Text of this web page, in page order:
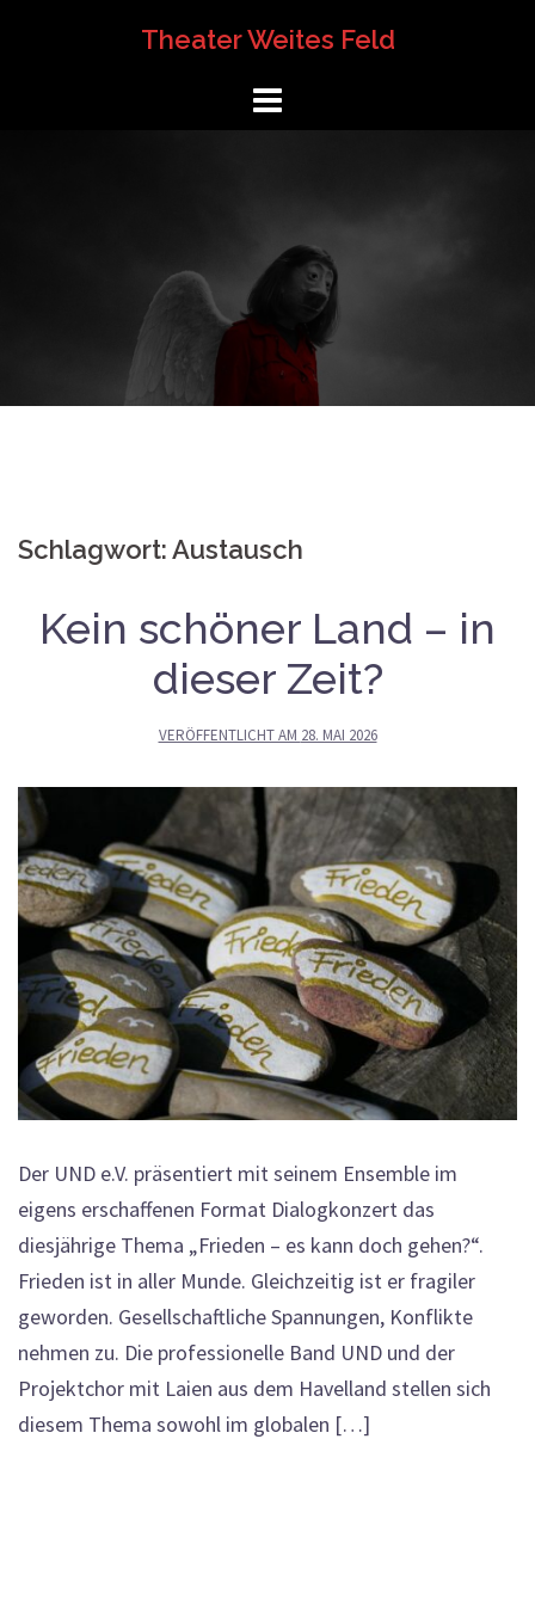
Theater Weites Feld
Schlagwort:Austausch
Kein schöner Land – in
dieser Zeit?
VERÖFFENTLICHT AM 28. MAI 2026
Der UND e.V. präsentiert mit seinem Ensemble im
eigens erschaffenen Format Dialogkonzert das
diesjährige Thema „Frieden – es kann doch gehen?“.
Frieden ist in aller Munde. Gleichzeitig ist er fragiler
geworden. Gesellschaftliche Spannungen, Konflikte
nehmen zu. Die professionelle Band UND und der
Projektchor mit Laien aus dem Havelland stellen sich
diesem Thema sowohl im globalen […]